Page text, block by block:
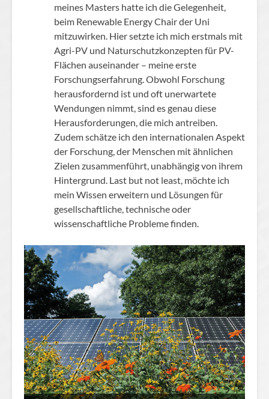
meines Masters hatte ich die Gelegenheit,
beim Renewable Energy Chair der Uni
mitzuwirken. Hier setzte ich mich erstmals mit
Agri-PV und Naturschutzkonzepten für PV-
Flächen auseinander – meine erste
Forschungserfahrung. Obwohl Forschung
herausfordernd ist und oft unerwartete
Wendungen nimmt, sind es genau diese
Herausforderungen, die mich antreiben.
Zudem schätze ich den internationalen Aspekt
der Forschung, der Menschen mit ähnlichen
Zielen zusammenführt, unabhängig von ihrem
Hintergrund. Last but not least, möchte ich
mein Wissen erweitern und Lösungen für
gesellschaftliche, technische oder
wissenschaftliche Probleme finden.